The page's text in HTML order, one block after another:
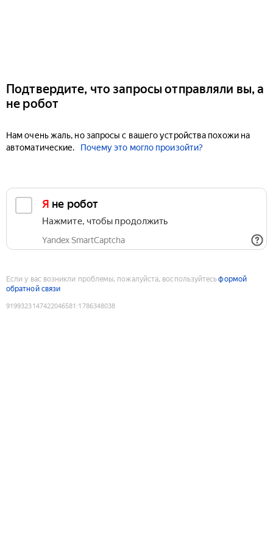
Подтвердите, что запросы отправляли вы, а
не робот
Нам очень жаль, но запросы с вашего устройства похожи на
автоматические.
Почему это могло произойти?
Я не робот
Нажмите, чтобы продолжить
Yandex SmartCaptcha
Если у вас возникли проблемы, пожалуйста, воспользуйтесьформой
обратной связи
9199323147422046581 :1786348038